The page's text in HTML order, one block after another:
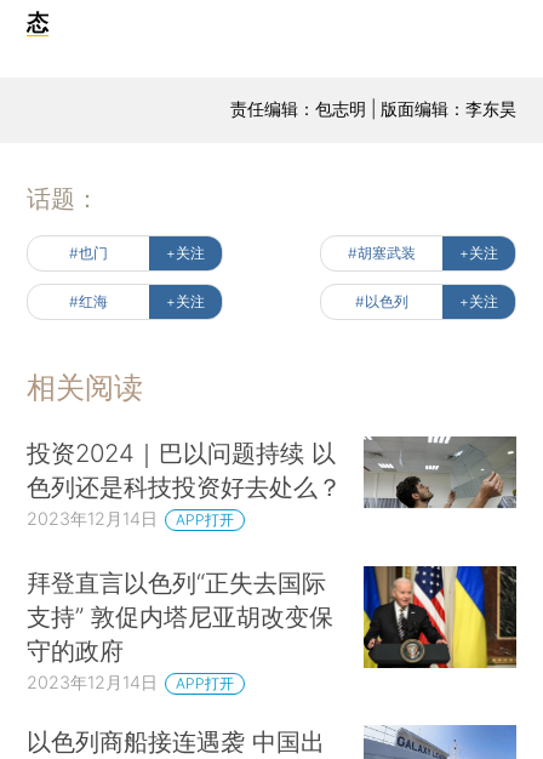
态
责任编辑：包志明 | 版面编辑：李东昊
话题：
#也门 +关注 #胡塞武装 +关注
#红海 +关注 #以色列 +关注
相关阅读
投资2024｜巴以问题持续 以
色列还是科技投资好去处么？
2023年12月14日 APP打开
拜登直言以色列“正失去国际
支持” 敦促内塔尼亚胡改变保
守的政府
2023年12月14日 APP打开
以色列商船接连遇袭 中国出